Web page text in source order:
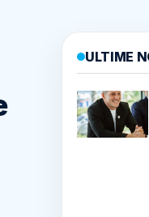
ULTIME